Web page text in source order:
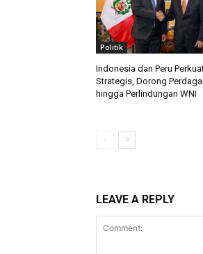
Politik
Indonesia dan Peru
Strategis, Dorong
hingga Perlindungan WNI
LEAVE A REPLY